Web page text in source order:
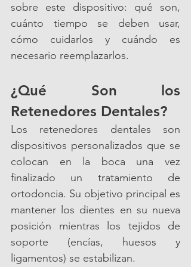
sobre este dispositivo: qué son,
cuánto tiempo se deben usar,
cómo cuidarlos y cuándo es
necesario reemplazarlos.
¿Qué Son los
Retenedores Dentales?
Los retenedores dentales son
dispositivos personalizados que se
colocan en la boca una vez
finalizado un tratamiento de
ortodoncia. Su objetivo principal es
mantener los dientes en su nueva
posición mientras los tejidos de
soporte (encías, huesos y
ligamentos) se estabilizan.